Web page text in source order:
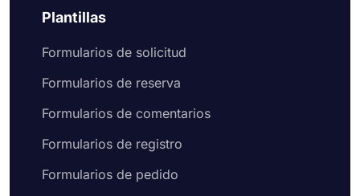
Plantillas
Formularios de solicitud
Formularios de reserva
Formularios de comentarios
Formularios de registro
Formularios de pedido